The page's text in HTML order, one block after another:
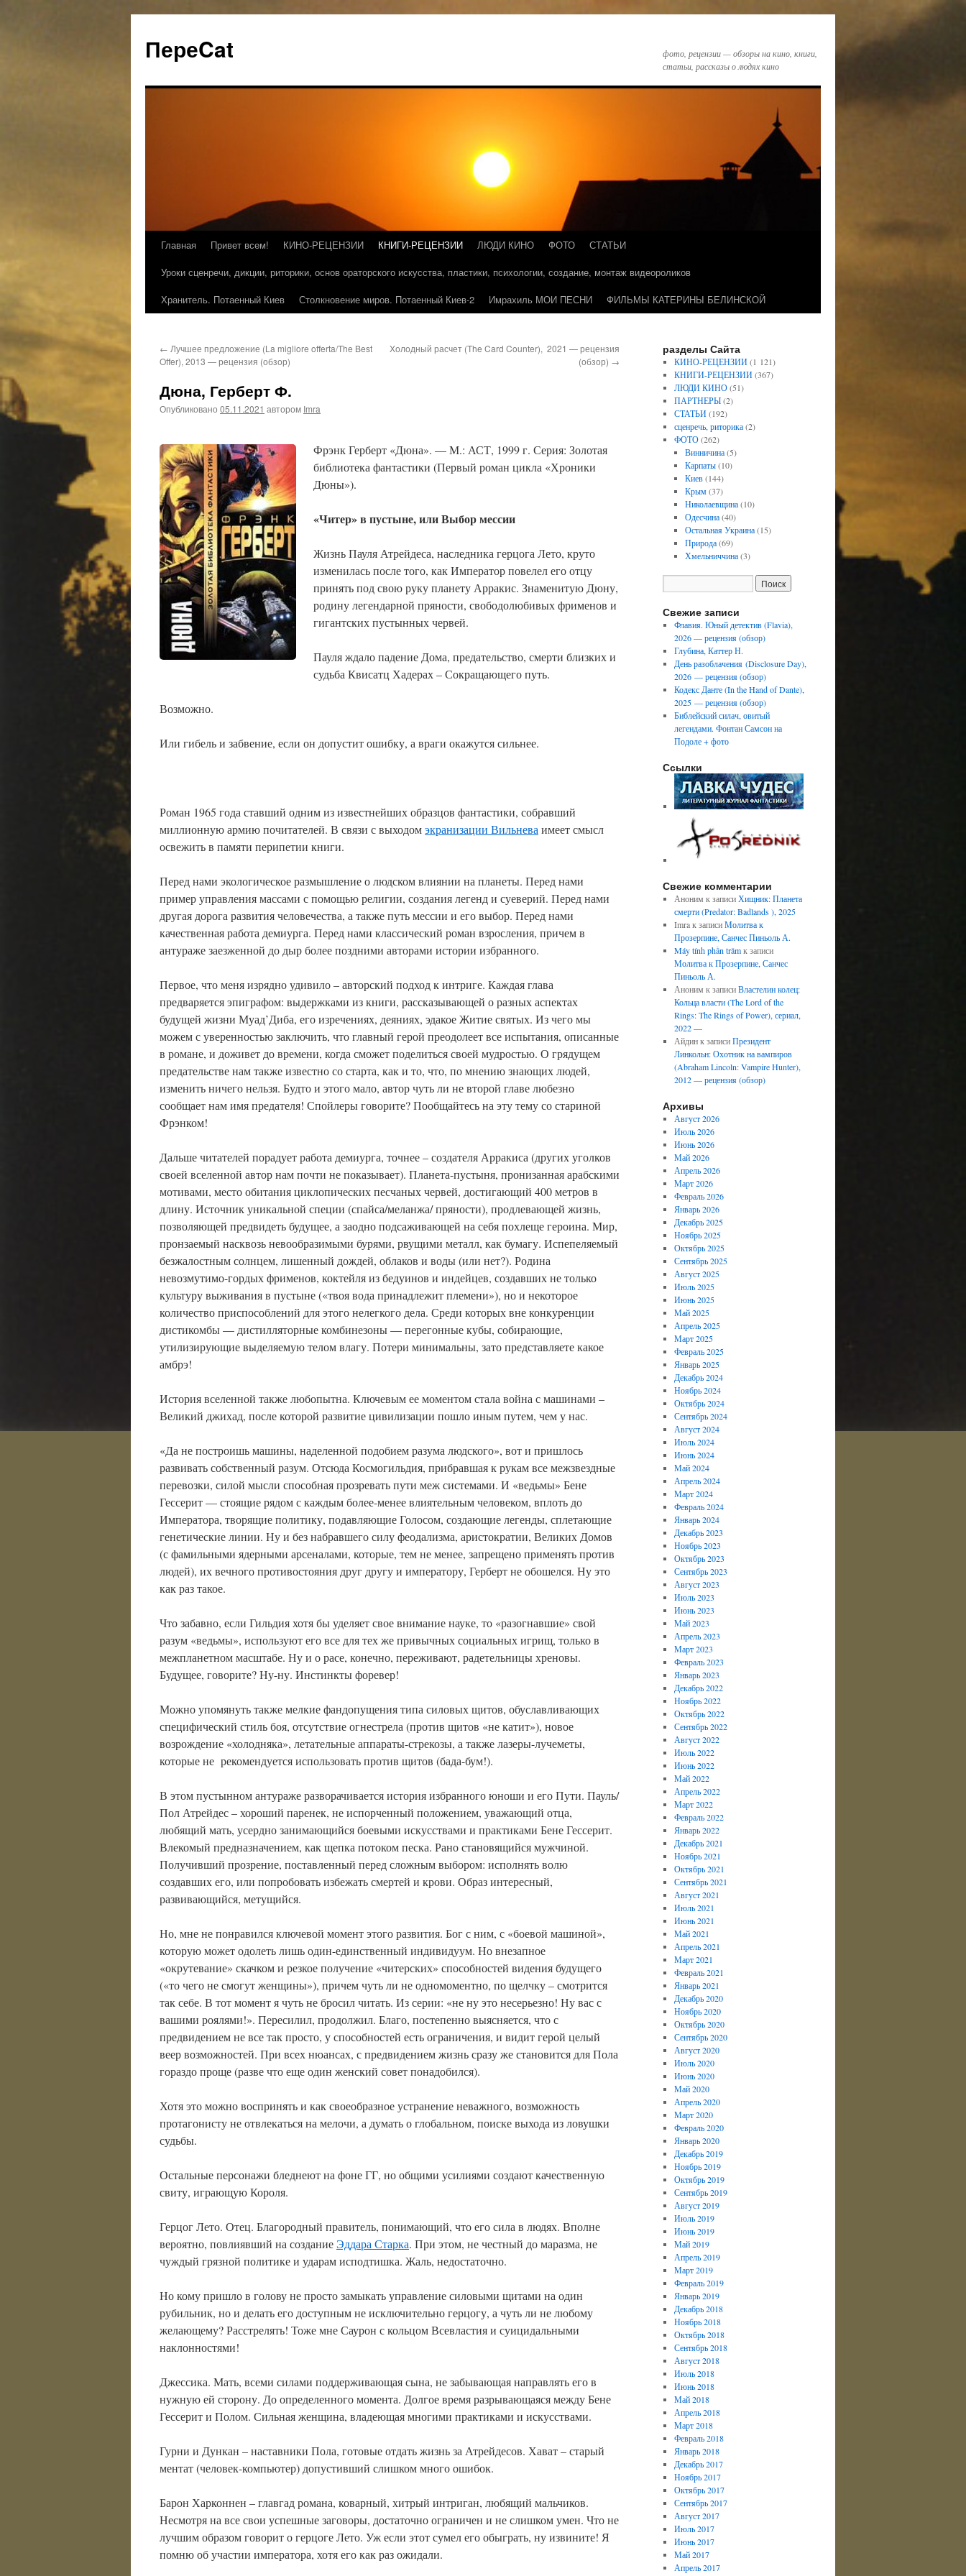
ПереCat
фото, рецензии — обзоры на кино, книги,
статьи, рассказы о людях кино
Главная Привет всем! КИНО-РЕЦЕНЗИИ КНИГИ-РЕЦЕНЗИИ ЛЮДИ КИНО ФОТО
СТАТЬИ
Уроки сценречи, дикции, риторики, основ ораторского искусства, пластики, психологии, создание, монтаж видеороликов
Хранитель. Потаенный Киев
Столкновение миров. Потаенный Киев-2 Имрахиль МОИ ПЕСНИ ФИЛЬМЫ КАТЕРИНЫ БЕЛИНСКОЙ
← Лучшее предложение (La migliore offerta/The Best
Offer), 2013 — рецензия (обзор)
Холодный расчет (The Card Counter), 2021 — рецензия
(обзор) →
Дюна, Герберт Ф.
Опубликовано 05.11.2021 автором Imra
Фрэнк Герберт «Дюна». — М.: АСТ, 1999 г. Серия: Золотая
библиотека фантастики (Первый роман цикла «Хроники
Дюны»).
«Читер» в пустыне, или Выбор мессии
Жизнь Пауля Атрейдеса, наследника герцога Лето, круто
изменилась после того, как Император повелел его отцу
принять под свою руку планету Арракис. Знаменитую Дюну,
родину легендарной пряности, свободолюбивых фрименов и
гигантских пустынных червей.
Пауля ждало падение Дома, предательство, смерти близких и
судьба Квисатц Хадерах – Сокращающего путь.
Возможно.
Или гибель и забвение, если он допустит ошибку, а враги окажутся сильнее.
Роман 1965 года ставший одним из известнейших образцов фантастики, собравший
миллионную армию почитателей. В связи с выходомэкранизации Вильнева имеет смысл
освежить в памяти перипетии книги.
Перед нами экологическое размышление о людском влиянии на планеты. Перед нами
пример управления массами с помощью религии, создания легенд и суеверий. Перед нами
другая дорога развития человечества, а также путь мессии и его выбор. Перед нами
качественная работа демиурга. Перед нами классический роман взросления, причем в
антураже заезженной до дыр более поздними авторами истории избранного.
Первое, что меня изрядно удивило – авторский подход к интриге. Каждая глава
предваряется эпиграфом: выдержками из книги, рассказывающей о разных аспектах
будущей жизни Муад’Диба, его изречениях, деяниях, эдакое Житие святых. Из чего мы
можем с уверенностью заключить, что главный герой преодолеет все испытания, описанные
в романе, и доживет до времени, когда сможет поделиться своей мудростью. О грядущем
предательстве нам также известно со старта, как и то, что, по мнению знающих людей,
изменить ничего нельзя. Будто и этого мало, автор чуть ли не второй главе любезно
сообщает нам имя предателя! Спойлеры говорите? Пообщайтесь на эту тему со стариной
Фрэнком!
Дальше читателей порадует работа демиурга, точнее – создателя Арракиса (других уголков
своей вселенной автор нам почти не показывает). Планета-пустыня, пронизанная арабскими
мотивами, место обитания циклопических песчаных червей, достигающий 400 метров в
длину. Источник уникальной специи (спайса/меланжа/ пряности), продлевающей жизнь,
позволяющей предвидеть будущее, а заодно подсаживающей на себя похлеще героина. Мир,
пронзаемый насквозь невообразимыми бурями, рвущими металл, как бумагу. Испепеляемый
безжалостным солнцем, лишенный дождей, облаков и воды (или нет?). Родина
невозмутимо-гордых фрименов, коктейля из бедуинов и индейцев, создавших не только
культуру выживания в пустыне («твоя вода принадлежит племени»), но и некоторое
количество приспособлений для этого нелегкого дела. Среди которых вне конкуренции
дистикомбы — дистилляторные комбинезоны — перегонные кубы, собирающие,
утилизирующие выделяемую телом влагу. Потери минимальны, зато представляете какое
амбрэ!
История вселенной также любопытна. Ключевым ее моментом стала война с машинами –
Великий джихад, после которой развитие цивилизации пошло иным путем, чем у нас.
«Да не построишь машины, наделенной подобием разума людского», вот и пришлось
развивать собственный разум. Отсюда Космогильдия, прибравшая к рукам все межзвездные
перевозки, силой мысли способная прозревать пути меж системами. И «ведьмы» Бене
Гессерит — стоящие рядом с каждым более-менее влиятельным человеком, вплоть до
Императора, творящие политику, подавляющие Голосом, создающие легенды, сплетающие
генетические линии. Ну и без набравшего силу феодализма, аристократии, Великих Домов
(с фамильными ядерными арсеналами, которые, тем не менее, запрещено применять против
людей), их вечного противостояния друг другу и императору, Герберт не обошелся. Ну это
как раз такое.
Что забавно, если Гильдия хотя бы уделяет свое внимание науке, то «разогнавшие» свой
разум «ведьмы», используют его все для тех же привычных социальных игрищ, только в
межпланетном масштабе. Ну и о расе, конечно, переживают, радетельницы хреновы.
Будущее, говорите? Ну-ну. Инстинкты форевер!
Можно упомянуть также мелкие фандопущения типа силовых щитов, обуславливающих
специфический стиль боя, отсутствие огнестрела (против щитов «не катит»), новое
возрождение «холодняка», летательные аппараты-стрекозы, а также лазеры-лучеметы,
которые не рекомендуется использовать против щитов (бада-бум!).
В этом пустынном антураже разворачивается история избранного юноши и его Пути. Пауль/
Пол Атрейдес – хороший паренек, не испорченный положением, уважающий отца,
любящий мать, усердно занимающийся боевыми искусствами и практиками Бене Гессерит.
Влекомый предназначением, как щепка потоком песка. Рано становящийся мужчиной.
Получивший прозрение, поставленный перед сложным выбором: исполнять волю
создавших его, или попробовать избежать смертей и крови. Образ интересный,
развивающийся, метущийся.
Но, мне не понравился ключевой момент этого развития. Бог с ним, с «боевой машиной»,
которую может одолеть лишь один-единственный индивидуум. Но внезапное
«окрутевание» скачком и резкое получение «читерских» способностей видения будущего
(«то чего не смогут женщины»), причем чуть ли не одномоментно, по щелчку – смотрится
так себе. В тот момент я чуть не бросил читать. Из серии: «не ну это несерьезно! Ну вас с
вашими роялями!». Пересилил, продолжил. Благо, постепенно выясняется, что с
предвидением не все так просто, у способностей есть ограничения, и видит герой целый
веер возможностей. При всех нюансах, с предвидением жизнь сразу же становится для Пола
гораздо проще (разве что еще один женский совет понадобился).
Хотя это можно воспринять и как своеобразное устранение неважного, возможность
протагонисту не отвлекаться на мелочи, а думать о глобальном, поиске выхода из ловушки
судьбы.
Остальные персонажи бледнеют на фоне ГГ, но общими усилиями создают качественную
свиту, играющую Короля.
Герцог Лето. Отец. Благородный правитель, понимающий, что его сила в людях. Вполне
вероятно, повлиявший на созданиеЭддара Старка. При этом, не честный до маразма, не
чуждый грязной политике и ударам исподтишка. Жаль, недостаточно.
Но кому пришло в голову не просто замыкать управление силовыми щитами на один
рубильник, но и делать его доступным не исключительно герцогу, а чуть ли не любому
желающему? Расстрелять! Тоже мне Саурон с кольцом Всевластия и суицидальными
наклонностями!
Джессика. Мать, всеми силами поддерживающая сына, не забывающая направлять его в
нужную ей сторону. До определенного момента. Долгое время разрывающаяся между Бене
Гессерит и Полом. Сильная женщина, владеющая многими практиками и искусствами.
Гурни и Дункан – наставники Пола, готовые отдать жизнь за Атрейдесов. Хават – старый
ментат (человек-компьютер) допустивший слишком много ошибок.
Барон Харконнен – главгад романа, коварный, хитрый интриган, любящий мальчиков.
Несмотря на все свои успешные заговоры, достаточно ограничен и не слишком умен. Что не
лучшим образом говорит о герцоге Лето. Уж если этот сумел его обыграть, ну извините! Я
помню об участии императора, хотя его как раз ожидали.
разделы Сайта
КИНО-РЕЦЕНЗИИ(1 121)
КНИГИ-РЕЦЕНЗИИ(367)
ЛЮДИ КИНО(51)
ПАРТНЕРЫ(2)
СТАТЬИ(192)
сценречь, риторика(2)
ФОТО(262)
Винничина(5)
Карпаты(10)
Киев(144)
Крым(37)
Николаевщина(10)
Одесчина(40)
Остальная Украина(15)
Природа(69)
Хмельниччина(3)
Свежие записи
Флавия. Юный детектив (Flavia),
2026 — рецензия (обзор)
Глубина, Каттер Н.
День разоблачения (Disclosure Day),
2026 — рецензия (обзор)
Кодекс Данте (In the Hand of Dante),
2025 — рецензия (обзор)
Библейский силач, овитый
легендами. Фонтан Самсон на
Подоле + фото
Ссылки
Свежие комментарии
Аноним к записиХищник: Планета
смерти (Predator: Badlands ), 2025
Imraк записиМолитва к
Прозерпине, Санчес Пиньоль А.
Máy tính phần trămк записи
Молитва к Прозерпине, Санчес
Пиньоль А.
Аноним к записиВластелин колец:
Кольца власти (The Lord of the
Rings: The Rings of Power), сериал,
2022 —
Айдинк записиПрезидент
Линкольн: Охотник на вампиров
(Abraham Lincoln: Vampire Hunter),
2012 — рецензия (обзор)
Архивы
Август 2026
Июль 2026
Июнь 2026
Май 2026
Апрель 2026
Март 2026
Февраль 2026
Январь 2026
Декабрь 2025
Ноябрь 2025
Октябрь 2025
Сентябрь 2025
Август 2025
Июль 2025
Июнь 2025
Май 2025
Апрель 2025
Март 2025
Февраль 2025
Январь 2025
Декабрь 2024
Ноябрь 2024
Октябрь 2024
Сентябрь 2024
Август 2024
Июль 2024
Июнь 2024
Май 2024
Апрель 2024
Март 2024
Февраль 2024
Январь 2024
Декабрь 2023
Ноябрь 2023
Октябрь 2023
Сентябрь 2023
Август 2023
Июль 2023
Июнь 2023
Май 2023
Апрель 2023
Март 2023
Февраль 2023
Январь 2023
Декабрь 2022
Ноябрь 2022
Октябрь 2022
Сентябрь 2022
Август 2022
Июль 2022
Июнь 2022
Май 2022
Апрель 2022
Март 2022
Февраль 2022
Январь 2022
Декабрь 2021
Ноябрь 2021
Октябрь 2021
Сентябрь 2021
Август 2021
Июль 2021
Июнь 2021
Май 2021
Апрель 2021
Март 2021
Февраль 2021
Январь 2021
Декабрь 2020
Ноябрь 2020
Октябрь 2020
Сентябрь 2020
Август 2020
Июль 2020
Июнь 2020
Май 2020
Апрель 2020
Март 2020
Февраль 2020
Январь 2020
Декабрь 2019
Ноябрь 2019
Октябрь 2019
Сентябрь 2019
Август 2019
Июль 2019
Июнь 2019
Май 2019
Апрель 2019
Март 2019
Февраль 2019
Январь 2019
Декабрь 2018
Ноябрь 2018
Октябрь 2018
Сентябрь 2018
Август 2018
Июль 2018
Июнь 2018
Май 2018
Апрель 2018
Март 2018
Февраль 2018
Январь 2018
Декабрь 2017
Ноябрь 2017
Октябрь 2017
Сентябрь 2017
Август 2017
Июль 2017
Июнь 2017
Май 2017
Апрель 2017